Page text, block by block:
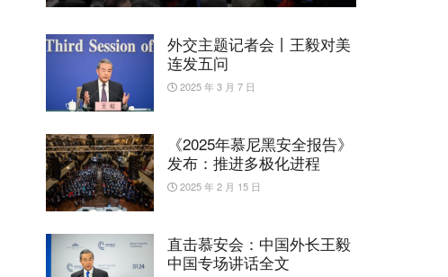
外交主题记者会丨王毅对美
连发五问
2025 年 3 月 7 日
《2025年慕尼黑安全报告》
发布：推进多极化进程
2025 年 2 月 15 日
直击慕安会：中国外长王毅
中国专场讲话全文